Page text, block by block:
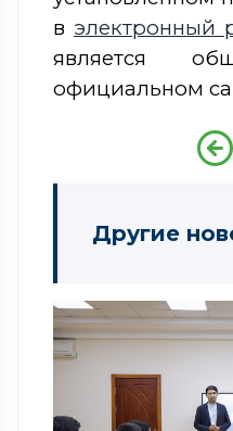
в электронный
является
официальном
Другие